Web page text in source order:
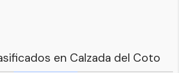
en Calzada del Coto